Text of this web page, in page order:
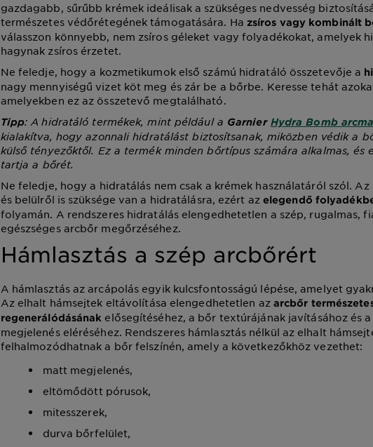
gazdagabb, sűrűbb krémek ideálisak a szükséges nedvesség
természetes védőrétegének támogatására. Ha zsíros vagy kombinált
válasszon könnyebb, nem zsíros géleket vagy folyadékokat, amelyek
hagynak zsíros érzetet.
Ne feledje, hogy a kozmetikumok első számú hidratáló összetevője a
nagy mennyiségű vizet köt meg és zár be a bőrbe. Keresse tehát
amelyekben ez az összetevő megtalálható.
Tipp: A hidratáló termékek, mint például a Garnier Hydra Bomb
kialakítva, hogy azonnali hidratálást biztosítsanak, miközben védik a
külső tényezőktől. Ez a termék minden bőrtípus számára alkalmas, és
tartja a bőrét.
Ne feledje, hogy a hidratálás nem csak a krémek használatáról szól.
és belülről is szüksége van a hidratálásra, ezért az elegendő
folyamán. A rendszeres hidratálás elengedhetetlen a szép, rugalmas,
egészséges arcbőr megőrzéséhez.
Hámlasztás a szép arcbőrért
A hámlasztás az arcápolás egyik kulcsfontosságú lépése, amelyet
Az elhalt hámsejtek eltávolítása elengedhetetlen az arcbőr
regenerálódásának elősegítéséhez, a bőr textúrájának javításához és
megjelenés eléréséhez. Rendszeres hámlasztás nélkül az elhalt
felhalmozódhatnak a bőr felszínén, amely a következőkhöz vezethet:
matt megjelenés,
eltömődött pórusok,
mitesszerek,
durva bőrfelület,